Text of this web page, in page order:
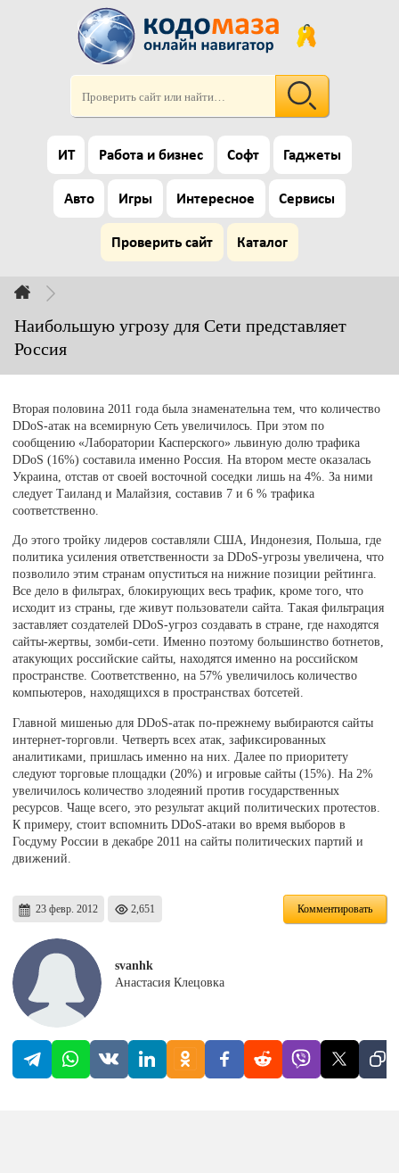
ИТ Работа и бизнес Софт Гаджеты
Авто Игры Интересное Сервисы
Проверить сайт Каталог
Наибольшую угрозу для Сети представляет
Россия
Вторая половина 2011 года была знаменательна тем, что количество
DDoS-атак на всемирную Сеть увеличилось. При этом по
сообщению «Лаборатории Касперского» львиную долю трафика
DDoS (16%) составила именно Россия. На втором месте оказалась
Украина, отстав от своей восточной соседки лишь на 4%. За ними
следует Таиланд и Малайзия, составив 7 и 6 % трафика
соответственно.
До этого тройку лидеров составляли США, Индонезия, Польша, где
политика усиления ответственности за DDoS-угрозы увеличена, что
позволило этим странам опуститься на нижние позиции рейтинга.
Все дело в фильтрах, блокирующих весь трафик, кроме того, что
исходит из страны, где живут пользователи сайта. Такая фильтрация
заставляет создателей DDoS-угроз создавать в стране, где находятся
сайты-жертвы, зомби-сети. Именно поэтому большинство ботнетов,
атакующих российские сайты, находятся именно на российском
пространстве. Соответственно, на 57% увеличилось количество
компьютеров, находящихся в пространствах ботсетей.
Главной мишенью для DDoS-атак по-прежнему выбираются сайты
интернет-торговли. Четверть всех атак, зафиксированных
аналитиками, пришлась именно на них. Далее по приоритету
следуют торговые площадки (20%) и игровые сайты (15%). На 2%
увеличилось количество злодеяний против государственных
ресурсов. Чаще всего, это результат акций политических протестов.
К примеру, стоит вспомнить DDoS-атаки во время выборов в
Госдуму России в декабре 2011 на сайты политических партий и
движений.
23 февр. 2012 2,651 Комментировать
svanhk
Анастасия Клецовка